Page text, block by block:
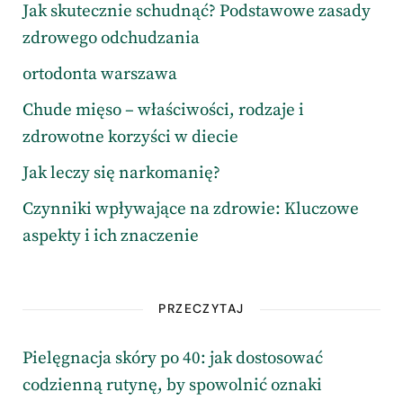
Jak skutecznie schudnąć? Podstawowe zasady
zdrowego odchudzania
ortodonta warszawa
Chude mięso – właściwości, rodzaje i
zdrowotne korzyści w diecie
Jak leczy się narkomanię?
Czynniki wpływające na zdrowie: Kluczowe
aspekty i ich znaczenie
PRZECZYTAJ
Pielęgnacja skóry po 40: jak dostosować
codzienną rutynę, by spowolnić oznaki